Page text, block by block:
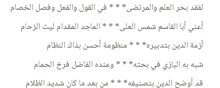
لفقد بحر العلم والمرتضى* * * في القول والفعل وفصل الخصام
أعني أبا القاسم شمس العلى* * * الماجد المقدام ليث الزحام
أزمة الدين بتدبيره* * * منظومة أحسن بذاك النظام
شبه به البازي في بحثه* * * وعنده الفاضل فرخ الحمام
قد أوضح الدين بتصنيفه* * * من بعد ما كان شديد الظلام